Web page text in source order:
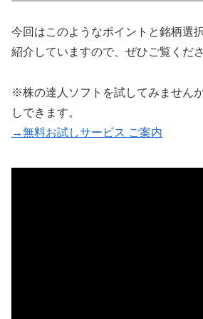
今回はこのようなポイントと銘柄選
紹介していますので、ぜひご覧くださ
※株の達人ソフトを試してみません
しできます。
→無料お試しサービス ご案内